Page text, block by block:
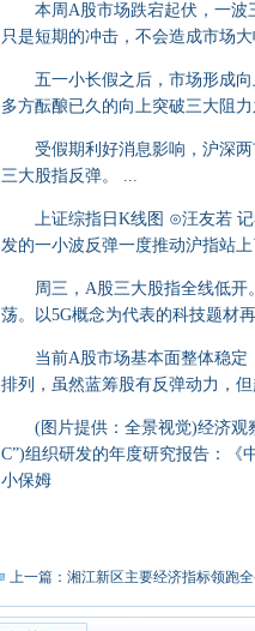
本周A股市场跌宕起伏，一波三
只是短期的冲击，不会造成市场
五一小长假之后，市场形成向
多方酝酿已久的向上突破三大阻
受假期利好消息影响，沪深两
三大股指反弹。 ...
上证综指日K线图 ⊙汪友若 记
发的一小波反弹一度推动沪指站
周三，A股三大股指全线低开
荡。以5G概念为代表的科技题材
当前A股市场基本面整体稳定
排列，虽然蓝筹股有反弹动力，
(图片提供：全景视觉)经济观察
C”)组织研发的年度研究报告：《
小保姆
上一篇：湘江新区主要经济指标领跑